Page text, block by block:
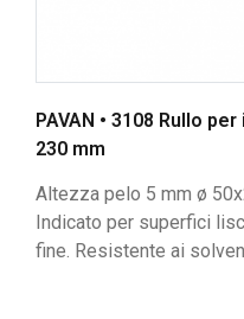
PAVAN • 3108 Rullo
230 mm
Altezza pelo 5 mm ø
Indicato per superfici
fine. Resistente ai